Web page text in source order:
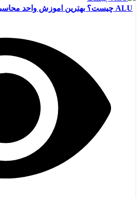
ALU چیست؟ بهترین اموزش واحد محاسبه و منطق پردازنده